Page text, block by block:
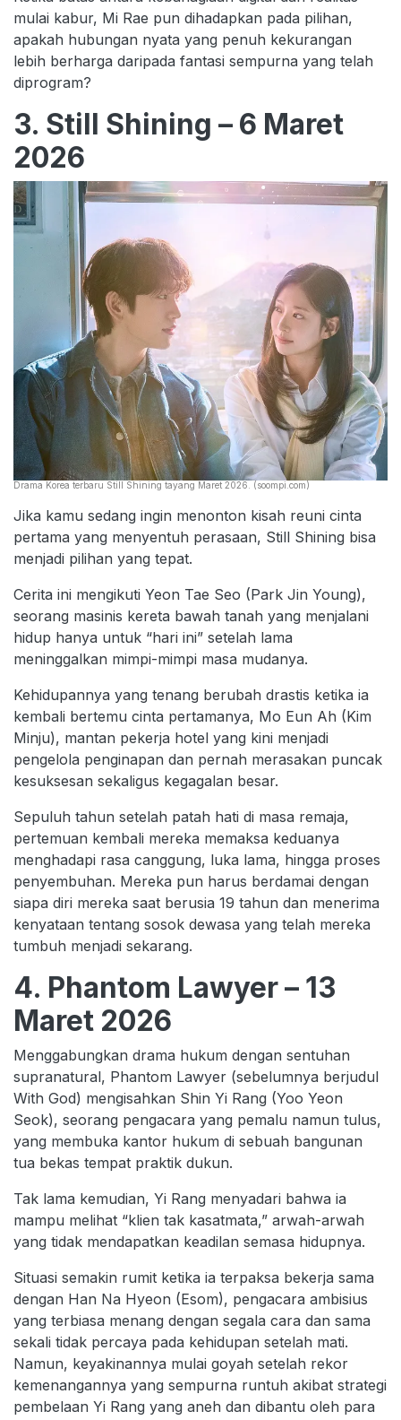
mulai kabur, Mi Rae pun dihadapkan pada pilihan,
apakah hubungan nyata yang penuh kekurangan
lebih berharga daripada fantasi sempurna yang telah
diprogram?
3. Still Shining – 6 Maret
2026
Drama Korea terbaru Still Shining tayang Maret 2026. (soompi.com)
Jika kamu sedang ingin menonton kisah reuni cinta
pertama yang menyentuh perasaan, Still Shining bisa
menjadi pilihan yang tepat.
Cerita ini mengikuti Yeon Tae Seo (Park Jin Young),
seorang masinis kereta bawah tanah yang menjalani
hidup hanya untuk “hari ini” setelah lama
meninggalkan mimpi-mimpi masa mudanya.
Kehidupannya yang tenang berubah drastis ketika ia
kembali bertemu cinta pertamanya, Mo Eun Ah (Kim
Minju), mantan pekerja hotel yang kini menjadi
pengelola penginapan dan pernah merasakan puncak
kesuksesan sekaligus kegagalan besar.
Sepuluh tahun setelah patah hati di masa remaja,
pertemuan kembali mereka memaksa keduanya
menghadapi rasa canggung, luka lama, hingga proses
penyembuhan. Mereka pun harus berdamai dengan
siapa diri mereka saat berusia 19 tahun dan menerima
kenyataan tentang sosok dewasa yang telah mereka
tumbuh menjadi sekarang.
4. Phantom Lawyer – 13
Maret 2026
Menggabungkan drama hukum dengan sentuhan
supranatural, Phantom Lawyer (sebelumnya berjudul
With God) mengisahkan Shin Yi Rang (Yoo Yeon
Seok), seorang pengacara yang pemalu namun tulus,
yang membuka kantor hukum di sebuah bangunan
tua bekas tempat praktik dukun.
Tak lama kemudian, Yi Rang menyadari bahwa ia
mampu melihat “klien tak kasatmata,” arwah-arwah
yang tidak mendapatkan keadilan semasa hidupnya.
Situasi semakin rumit ketika ia terpaksa bekerja sama
dengan Han Na Hyeon (Esom), pengacara ambisius
yang terbiasa menang dengan segala cara dan sama
sekali tidak percaya pada kehidupan setelah mati.
Namun, keyakinannya mulai goyah setelah rekor
kemenangannya yang sempurna runtuh akibat strategi
pembelaan Yi Rang yang aneh dan dibantu oleh para